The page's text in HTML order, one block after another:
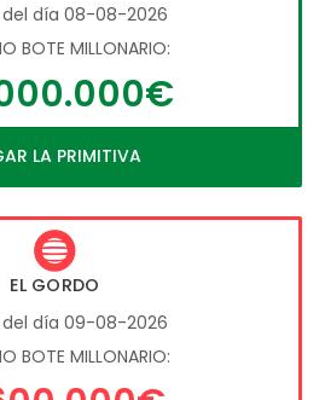
día 08-08-2026
BOTE MILLONARIO:
LA PRIMITIVA
EL GORDO
día 09-08-2026
BOTE MILLONARIO: